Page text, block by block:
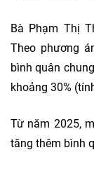
Bà Phạm Thị
Theo phương
bình quân
khoảng 30%
Từ năm 2025,
tăng thêm bình